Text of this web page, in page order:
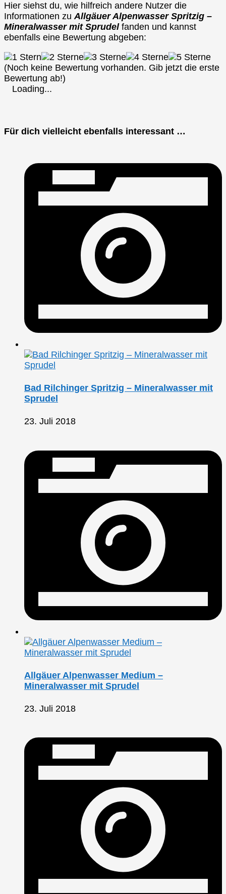
Hier siehst du, wie hilfreich andere Nutzer die
Informationen zuAllgäuer Alpenwasser Spritzig –
Mineralwasser mit Sprudelfanden und kannst
ebenfalls eine Bewertung abgeben:
(Noch keine Bewertung vorhanden. Gib jetzt die erste
Bewertung ab!)
Loading...
Für dich vielleicht ebenfalls interessant …
Bad Rilchinger Spritzig – Mineralwasser mit
Sprudel
23. Juli 2018
Allgäuer Alpenwasser Medium –
Mineralwasser mit Sprudel
23. Juli 2018